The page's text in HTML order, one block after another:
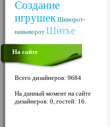
Создание
игрушек Шиворот-
навыворот Шитье
На сайте
Всего дизайнеров: 9684
На данный момент на сайте
дизайнеров: 0, гостей: 16.